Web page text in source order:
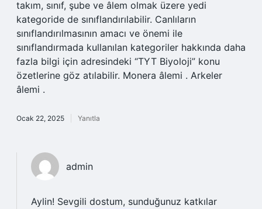
takım, sınıf, şube ve âlem olmak üzere yedi
kategoride de sınıflandırılabilir. Canlıların
sınıflandırılmasının amacı ve önemi ile
sınıflandırmada kullanılan kategoriler hakkında daha
fazla bilgi için adresindeki “TYT Biyoloji” konu
özetlerine göz atılabilir. Monera âlemi . Arkeler
âlemi .
Ocak 22, 2025 Yanıtla
admin
Aylin! Sevgili dostum, sunduğunuz katkılar